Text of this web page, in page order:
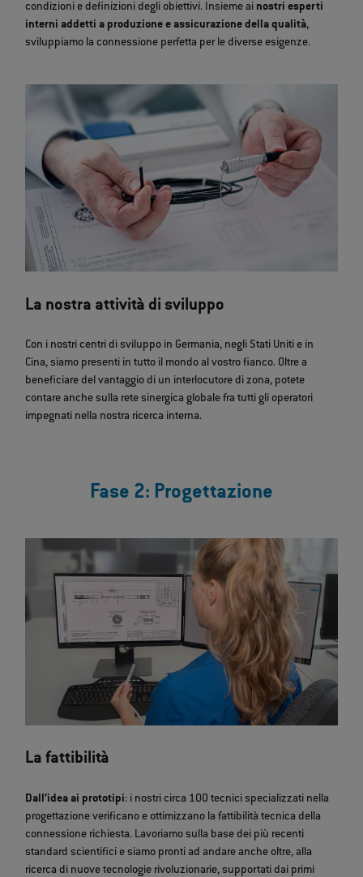
condizioni e definizioni degli obiettivi. Insieme ai nostri esperti
interni addetti a produzione e assicurazione della qualità,
sviluppiamo la connessione perfetta per le diverse esigenze.
La nostra attività di sviluppo
Con i nostri centri di sviluppo in Germania, negli Stati Uniti e in
Cina, siamo presenti in tutto il mondo al vostro fianco. Oltre a
beneficiare del vantaggio di un interlocutore di zona, potete
contare anche sulla rete sinergica globale fra tutti gli operatori
impegnati nella nostra ricerca interna.
Fase 2: Progettazione
La fattibilità
Dall’idea ai prototipi: i nostri circa 100 tecnici specializzati nella
progettazione verificano e ottimizzano la fattibilità tecnica della
connessione richiesta. Lavoriamo sulla base dei più recenti
standard scientifici e siamo pronti ad andare anche oltre, alla
ricerca di nuove tecnologie rivoluzionarie, supportati dai primi